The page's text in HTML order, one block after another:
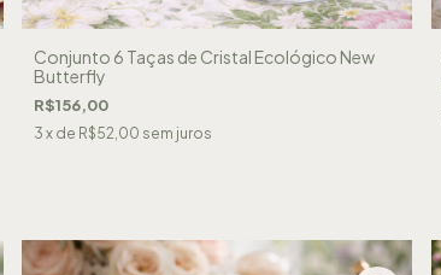
Conjunto 6 Taças de Cristal Ecológico New
Butterfly
R$156,00
3 x de R$52,00 sem juros